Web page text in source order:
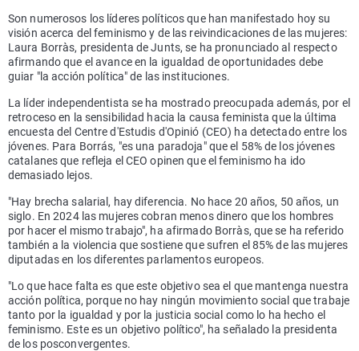
Son numerosos los líderes políticos que han manifestado hoy su
visión acerca del feminismo y de las reivindicaciones de las mujeres:
Laura Borràs, presidenta de Junts, se ha pronunciado al respecto
afirmando que el avance en la igualdad de oportunidades debe
guiar "la acción política" de las instituciones.
La líder independentista se ha mostrado preocupada además, por el
retroceso en la sensibilidad hacia la causa feminista que la última
encuesta del Centre d'Estudis d'Opinió (CEO) ha detectado entre los
jóvenes. Para Borrás, "es una paradoja" que el 58% de los jóvenes
catalanes que refleja el CEO opinen que el feminismo ha ido
demasiado lejos.
"Hay brecha salarial, hay diferencia. No hace 20 años, 50 años, un
siglo. En 2024 las mujeres cobran menos dinero que los hombres
por hacer el mismo trabajo", ha afirmado Borràs, que se ha referido
también a la violencia que sostiene que sufren el 85% de las mujeres
diputadas en los diferentes parlamentos europeos.
"Lo que hace falta es que este objetivo sea el que mantenga nuestra
acción política, porque no hay ningún movimiento social que trabaje
tanto por la igualdad y por la justicia social como lo ha hecho el
feminismo. Este es un objetivo político", ha señalado la presidenta
de los posconvergentes.